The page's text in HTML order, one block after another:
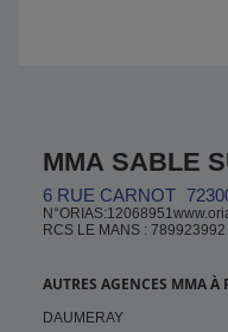
MMA SABLE
6 RUE CARNOT
RCS LE MANS : 789923992
AUTRES AGENCES MMA À
DAUMERAY